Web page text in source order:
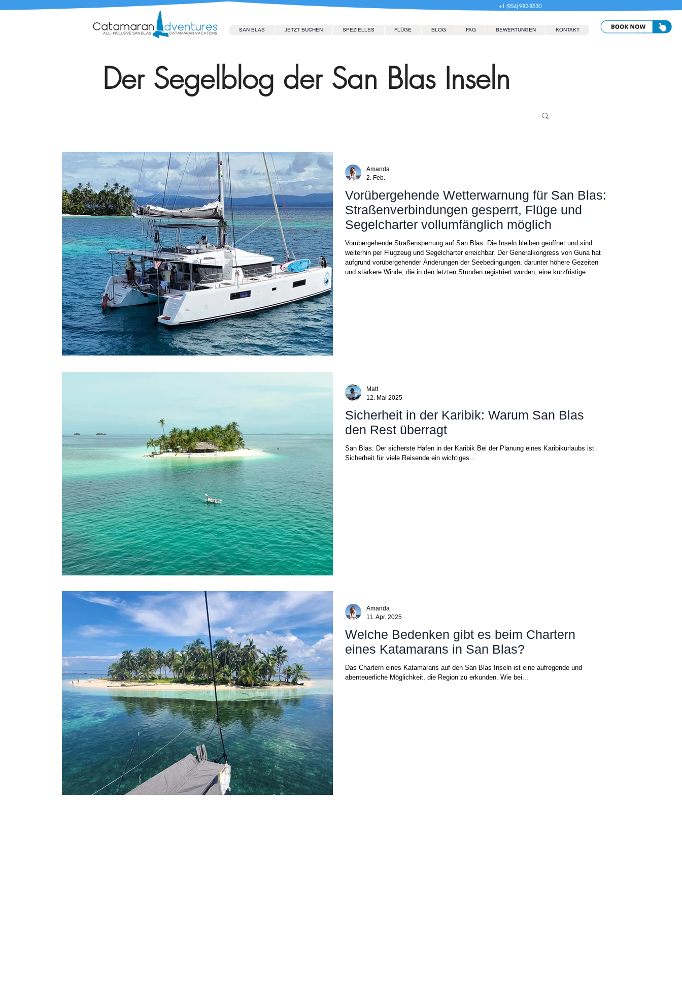
+1 (954) 982-8530
SAN BLAS JETZT BUCHEN SPEZIELLES FLÜGE BLOG FAQ BEWERTUNGEN KONTAKT
Der Segelblog der San Blas Inseln
Vorübergehende Wetterwarnung für San Blas:
Straßenverbindungen gesperrt, Flüge und
Segelcharter vollumfänglich möglich
Vorübergehende Straßensperrung auf San Blas: Die Inseln bleiben geöffnet und sind
weiterhin per Flugzeug und Segelcharter erreichbar. Der Generalkongress von Guna hat
aufgrund vorübergehender Änderungen der Seebedingungen, darunter höhere Gezeiten
und stärkere Winde, die in den letzten Stunden registriert wurden, eine kurzfristige
Amanda
2. Feb.
Sicherheit in der Karibik: Warum San Blas
den Rest überragt
San Blas: Der sicherste Hafen in der Karibik Bei der Planung eines Karibikurlaubs ist
Sicherheit für viele Reisende ein wichtiges...
Matt
12. Mai 2025
Welche Bedenken gibt es beim Chartern
eines Katamarans in San Blas?
Das Chartern eines Katamarans auf den San Blas Inseln ist eine aufregende und
abenteuerliche Möglichkeit, die Region zu erkunden. Wie bei...
Amanda
11. Apr. 2025